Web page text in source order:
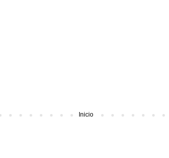
Inicio